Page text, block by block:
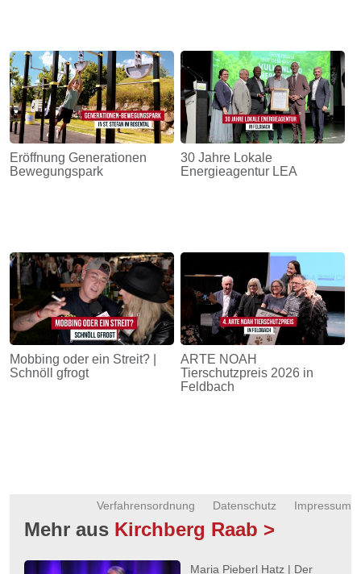
Eröffnung Generationen
Bewegungspark
30 Jahre Lokale
Energieagentur LEA
Mobbing oder ein Streit? |
Schnöll gfrogt
ARTE NOAH
Tierschutzpreis 2026 in
Feldbach
Impressum
Datenschutz
Verfahrensordnung
Mehr aus Kirchberg Raab >
Maria Pieberl Hatz | Der